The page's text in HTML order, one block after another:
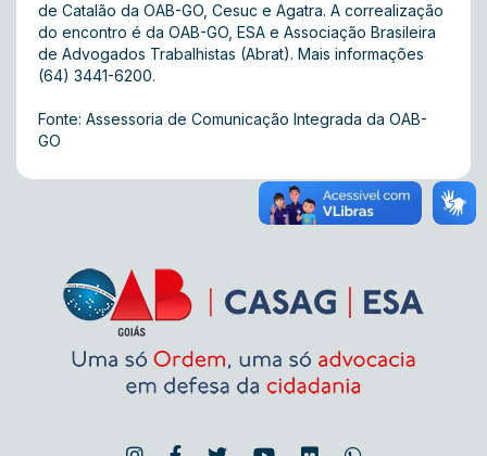
de Catalão da OAB-GO, Cesuc e Agatra. A correalização
do encontro é da OAB-GO, ESA e Associação Brasileira
de Advogados Trabalhistas (Abrat). Mais informações
(64) 3441-6200.
Fonte: Assessoria de Comunicação Integrada da OAB-
GO